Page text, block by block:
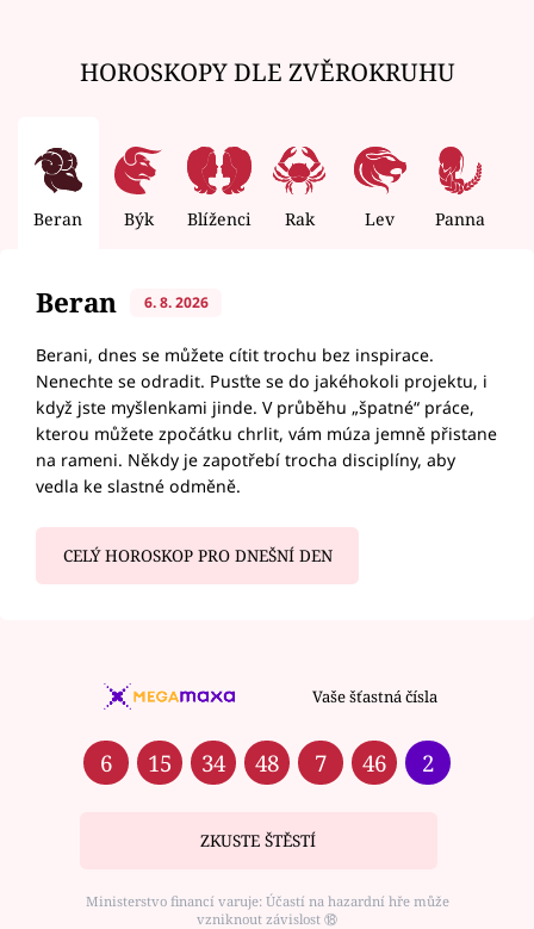
HOROSKOPY DLE ZVĚROKRUHU
Beran Býk Blíženci Rak Lev Panna
Beran 6. 8. 2026
Berani, dnes se můžete cítit trochu bez inspirace.
Nenechte se odradit. Pusťte se do jakéhokoli projektu, i
když jste myšlenkami jinde. V průběhu „špatné“ práce,
kterou můžete zpočátku chrlit, vám múza jemně přistane
na rameni. Někdy je zapotřebí trocha disciplíny, aby
vedla ke slastné odměně.
CELÝ HOROSKOP PRO DNEŠNÍ DEN
Vaše šťastná čísla
6 15 34 48 7 46 2
ZKUSTE ŠTĚSTÍ
Ministerstvo financí varuje: Účastí na hazardní hře může
vzniknout závislost ⑱